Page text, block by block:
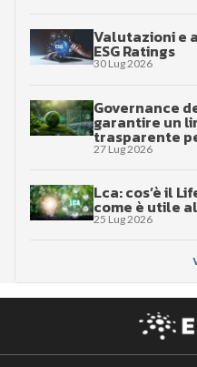
Valutazioni e
ESG Ratings
30 Lug 2026
Governance
garantire un
trasparente
27 Lug 2026
Lca: cos’è il
come è utile
25 Lug 2026